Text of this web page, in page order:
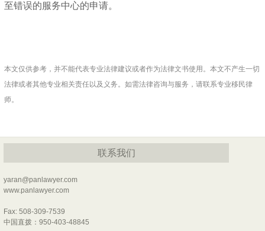
至错误的服务中心的申请。
本文仅供参考，并不能代表专业法律建议或者作为法律文书使用。本文不产生一切
法律或者其他专业相关责任以及义务。如需法律咨询与服务，请联系专业移民律
师。
联系我们
yaran@panlawyer.com
www.panlawyer.com
Fax: 508-309-7539
中国直拨：950-403-48845